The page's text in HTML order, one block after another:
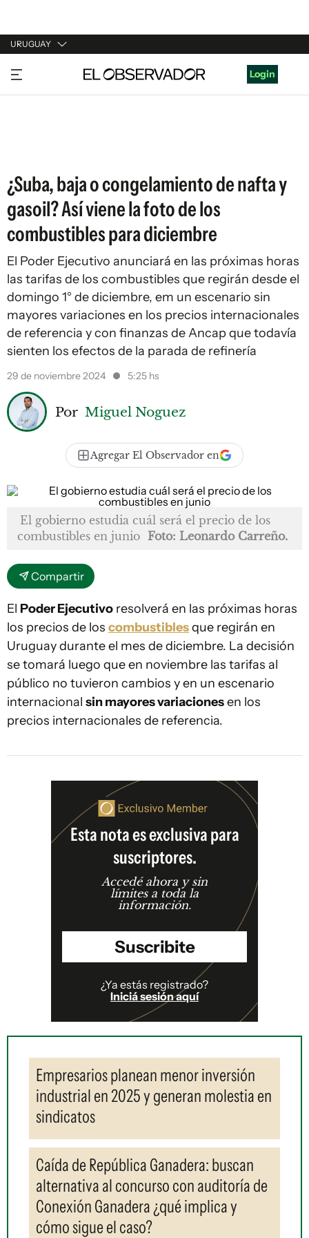
URUGUAY
URUGUAY
ARGENTINA
Login
¿Suba, baja o congelamiento de nafta y
gasoil? Así viene la foto de los
combustibles para diciembre
El Poder Ejecutivo anunciará en las próximas horas
las tarifas de los combustibles que regirán desde el
domingo 1° de diciembre, em un escenario sin
mayores variaciones en los precios internacionales
de referencia y con finanzas de Ancap que todavía
sienten los efectos de la parada de refinería
29 de noviembre 2024 5:25 hs
Por Miguel Noguez
Agregar El Observador en
El gobierno estudia cuál será el precio de los
combustibles en junio Foto: Leonardo Carreño.
Compartir
El Poder Ejecutivo resolverá en las próximas horas
los precios de los combustiblesque regirán en
Uruguay durante el mes de diciembre. La decisión
se tomará luego que en noviembre las tarifas al
público no tuvieron cambios y en un escenario
internacional sin mayores variacionesen los
precios internacionales de referencia.
Esta nota es exclusiva para
suscriptores.
Accedé ahora y sin
límites a toda la
información.
Suscribite
¿Ya estás registrado?
Iniciá sesión aquí
Empresarios planean menor inversión
industrial en 2025 y generan molestia en
sindicatos
Caída de República Ganadera: buscan
alternativa al concurso con auditoría de
Conexión Ganadera ¿qué implica y
cómo sigue el caso?